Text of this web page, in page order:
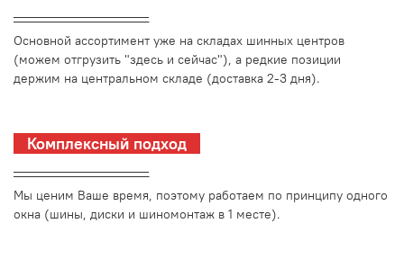
_________________________
Основной ассортимент уже на складах шинных центров
(можем отгрузить "здесь и сейчас"), а редкие позиции
держим на центральном складе (доставка 2-3 дня).
Комплексный подход
_________________________
Мы ценим Ваше время, поэтому работаем по принципу одного
окна (шины, диски и шиномонтаж в 1 месте).